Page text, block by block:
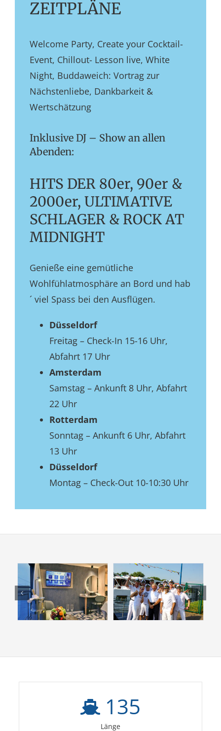
ZEITPLÄNE
Welcome Party, Create your Cocktail-
Event, Chillout- Lesson live, White
Night, Buddaweich: Vortrag zur
Nächstenliebe, Dankbarkeit &
Wertschätzung
Inklusive DJ – Show an allen
Abenden:
HITS DER 80er, 90er &
2000er, ULTIMATIVE
SCHLAGER & ROCK AT
MIDNIGHT
Genieße eine gemütliche
Wohlfühlatmosphäre an Bord und hab
´ viel Spass bei den Ausflügen.
Düsseldorf
Freitag – Check-In 15-16 Uhr,
Abfahrt 17 Uhr
Amsterdam
Samstag – Ankunft 8 Uhr, Abfahrt
22 Uhr
Rotterdam
Sonntag – Ankunft 6 Uhr, Abfahrt
13 Uhr
Düsseldorf
Montag – Check-Out 10-10:30 Uhr
135
Länge